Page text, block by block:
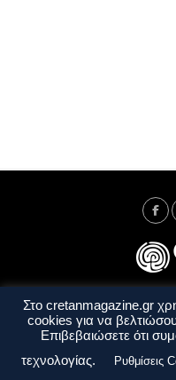
Ταυτότητα
Όροι
Στο cretanmagazine.gr
cookies για να
Επιβεβαιώσετε ότι
τεχνολογίας.
Ρυθμίσεις